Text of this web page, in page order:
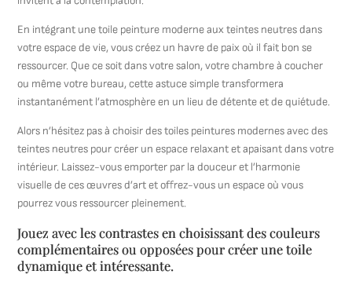
En intégrant une toile peinture moderne aux teintes neutres dans
votre espace de vie, vous créez un havre de paix où il fait bon se
ressourcer. Que ce soit dans votre salon, votre chambre à coucher
ou même votre bureau, cette astuce simple transformera
instantanément l’atmosphère en un lieu de détente et de quiétude.
Alors n’hésitez pas à choisir des toiles peintures modernes avec des
teintes neutres pour créer un espace relaxant et apaisant dans votre
intérieur. Laissez-vous emporter par la douceur et l’harmonie
visuelle de ces œuvres d’art et offrez-vous un espace où vous
pourrez vous ressourcer pleinement.
Jouez avec les contrastes en choisissant des couleurs
complémentaires ou opposées pour créer une toile
dynamique et intéressante.